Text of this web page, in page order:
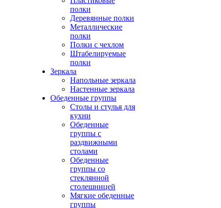
полки
Деревянные полки
Металлические
полки
Полки с чехлом
Штабелируемые
полки
Зеркала
Напольные зеркала
Настенные зеркала
Обеденные группы
Столы и стулья для
кухни
Обеденные
группы с
раздвижными
столами
Обеденные
группы со
стеклянной
столешницей
Мягкие обеденные
группы